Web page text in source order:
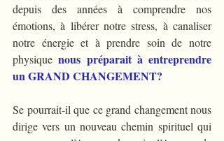
depuis des années à comprendre nos
émotions, à libérer notre stress, à canaliser
notre énergie et à prendre soin de notre
physique nous préparait à entreprendre
un GRAND CHANGEMENT?
Se pourrait-il que ce grand changement nous
dirige vers un nouveau chemin spirituel qui